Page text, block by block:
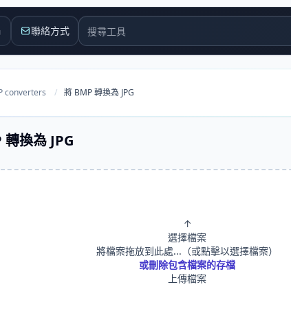
聯絡方式 搜尋工具
converters / 將 BMP 轉換為 JPG
換為 JPG
↑
選擇檔案
將檔案拖放到此處...（或點擊以選擇檔案）
或刪除包含檔案的存檔
上傳檔案